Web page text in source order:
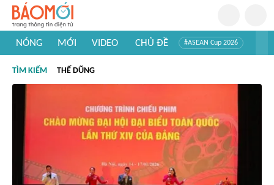
NÓNG MỚI VIDEO CHỦ ĐỀ #ASEAN Cup 2026
#Khám phá thế giới
TÌM KIẾM THẾ DŨNG